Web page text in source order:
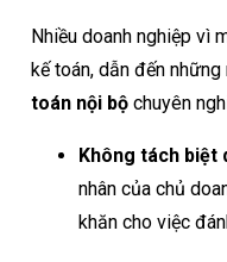
Nhiều doanh nghiệp vì
kế toán, dẫn đến
toán nội bộ chuyên
Không tách biệt
nhân của chủ
khăn cho việc